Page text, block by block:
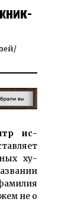
/
ис­
ху­
не о